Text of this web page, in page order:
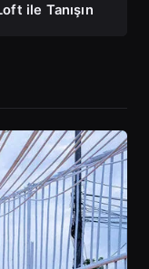
ile Tanışın